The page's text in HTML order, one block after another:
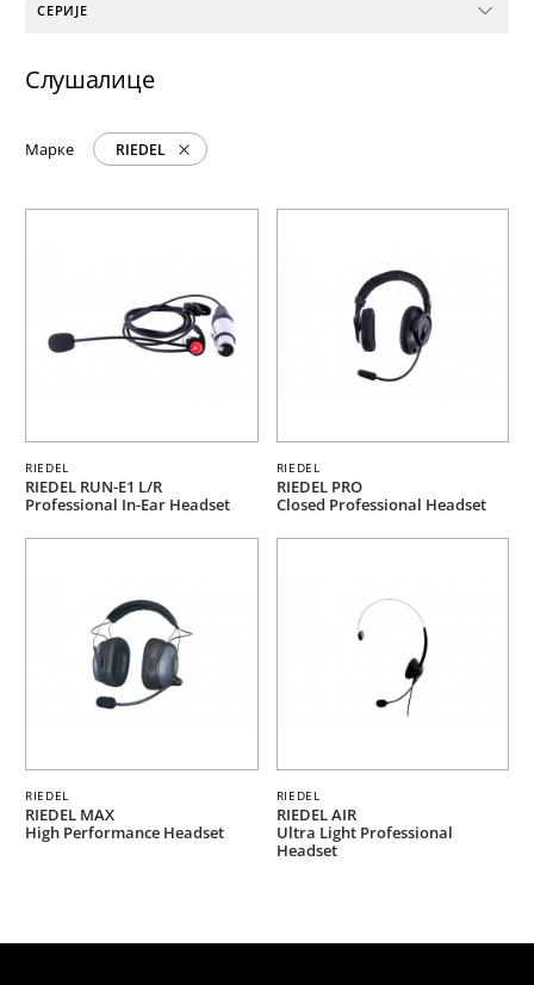
СЕРИЈЕ
Слушалице
Марке RIEDEL
RIEDEL
RIEDEL RUN-E1 L/R
Professional In-Ear Headset
RIEDEL
RIEDEL PRO
Closed Professional Headset
RIEDEL
RIEDEL MAX
High Performance Headset
RIEDEL
RIEDEL AIR
Ultra Light Professional
Headset